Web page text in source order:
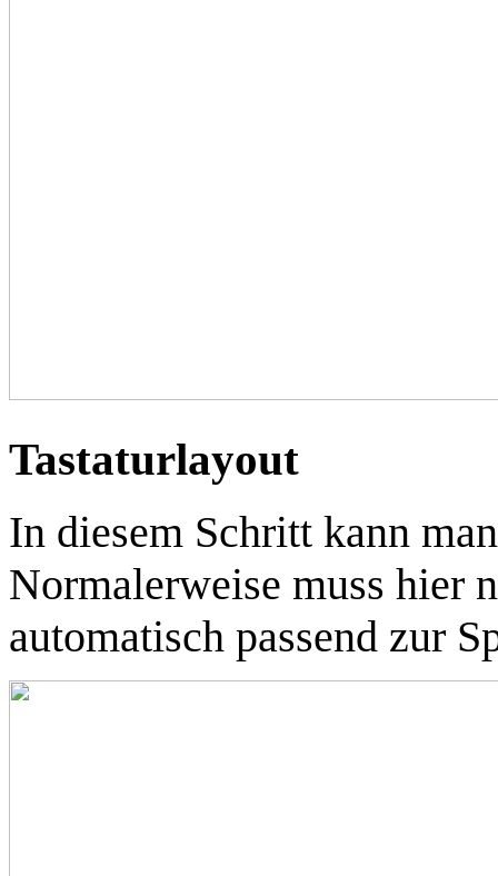
Tastaturlayout
In diesem Schritt kann
Normalerweise muss hier
automatisch passend zur